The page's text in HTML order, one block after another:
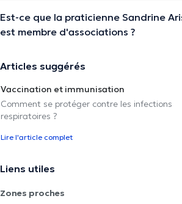
Est-ce que la praticienne Sandrine
est membre d'associations ?
Articles suggérés
Vaccination et immunisation
Comment se protéger contre les infections
respiratoires ?
Lire l'article complet
Liens utiles
Zones proches